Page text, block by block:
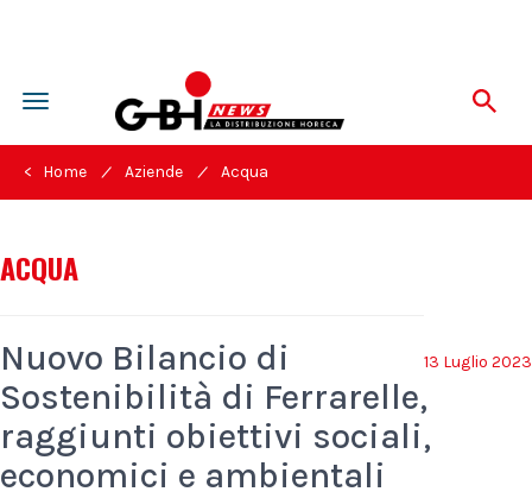
Toggle
navigation
< Home / Aziende / Acqua
ACQUA
13 Luglio 2023
Nuovo Bilancio di
Sostenibilità di Ferrarelle,
raggiunti obiettivi sociali,
economici e ambientali